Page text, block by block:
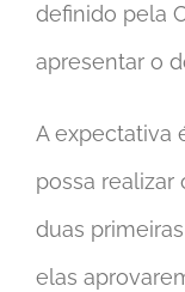
definido pela
apresentar o
A expectativa
possa realizar
duas
elas